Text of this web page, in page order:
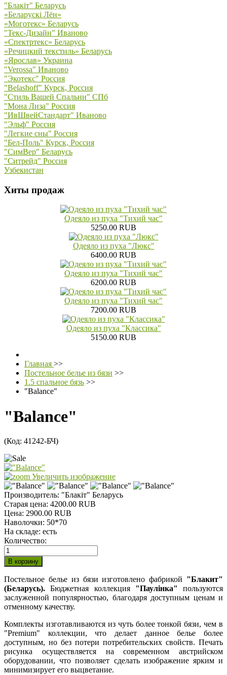
"Блакiт" Беларусь
«Беларускi Лён»
«Моготекс» Беларусь
"Текс-Дизайн" Иваново
«Спектртекс» Беларусь
«Речицкий текстиль» Беларусь
«Ярослав» Украина
"Verossa" Иваново
"Экотекс" Россия
"Belashoff" Курск, Россия
"Стиль Вашей Спальни" СПб
"Мона Лиза" Россия
"ИвШвейСтандарт" Иваново
"Эльф" Россия
"Легкие сны" Россия
"Бел-Поль" Курск, Россия
"СимВер" Беларусь
"Ситрейд" Россия
Узбекистан
Хиты продаж
Одеяло из пуха "Тихий час"
5250.00 RUB
Одеяло из пуха "Люкс"
6400.00 RUB
Одеяло из пуха "Тихий час"
6200.00 RUB
Одеяло из пуха "Тихий час"
7200.00 RUB
Одеяло из пуха "Классика"
5150.00 RUB
Главная >>
Постельное белье из бязи >>
1.5 спальное бязь >>
"Balance"
"Balance"
(Код: 41242-БЧ)
Увеличить изображение
Производитель: "Блакiт" Беларусь
Старая цена: 4200.00 RUB
Цена: 2900.00 RUB
Наволочки: 50*70
На складе: есть
Количество:
Постельное белье из бязи изготовлено фабрикой "Блакит"
(Беларусь).Бюджетная коллекция "Паулiнка"
пользуются
заслуженной популярностью, благодаря доступным ценам и
отменному качеству.
Комплекты изготавливаются из чуть более тонкой бязи, чем в
"Premium" коллекции, что делает данное белье более
доступным, но без потери потребительских свойств. Печать
рисунка осуществляется на современном австрийском
оборудовании, что позволяет сделать изображение ярким и
минимизирует его выцветание.